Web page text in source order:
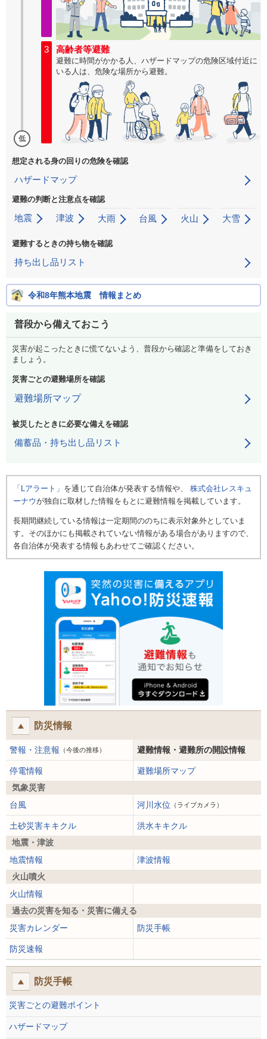
低
3 高齢者等避難
避難に時間がかかる人、ハザードマップの危険区域付近に
いる人は、危険な場所から避難。
想定される身の回りの危険を確認
ハザードマップ
避難の判断と注意点を確認
地震 津波 大雨 台風 火山 大雪
避難するときの持ち物を確認
持ち出し品リスト
令和8年熊本地震 情報まとめ
普段から備えておこう
災害が起こったときに慌てないよう、普段から確認と準備をしておき
ましょう。
災害ごとの避難場所を確認
避難場所マップ
被災したときに必要な備えを確認
備蓄品・持ち出し品リスト
「Lアラート」 を通じて自治体が発表する情報や、 株式会社レスキュ
ーナウが独自に取材した情報をもとに避難情報を掲載しています。
長期間継続している情報は一定期間ののちに表示対象外としていま
す。そのほかにも掲載されていない情報がある場合がありますので、
各自治体が発表する情報もあわせてご確認ください。
防災情報
警報・注意報 （今後の推移） 避難情報・避難所の開設情報
停電情報
避難場所マップ
気象災害
台風
河川水位 （ライブカメラ）
土砂災害キキクル
洪水キキクル
地震・津波
地震情報
津波情報
火山噴火
火山情報
過去の災害を知る・災害に備える
災害カレンダー
防災手帳
防災速報
防災手帳
災害ごとの避難ポイント
ハザードマップ